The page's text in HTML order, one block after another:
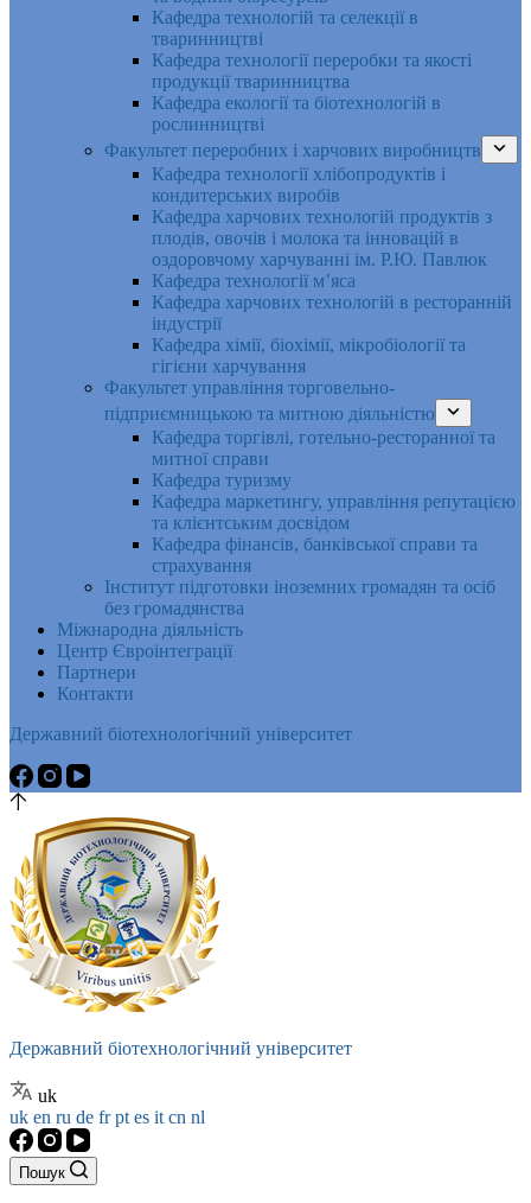
Кафедра технологій та селекції в
тваринництві
Кафедра технології переробки та якості
продукції тваринництва
Кафедра екології та біотехнологій в
рослинництві
Факультет переробних і харчових виробництв
Кафедра технології хлібопродуктів і
кондитерських виробів
Кафедра харчових технологій продуктів з
плодів, овочів і молока та інновацій в
оздоровчому харчуванні ім. Р.Ю. Павлюк
Кафедра технології м’яса
Кафедра харчових технологій в ресторанній
індустрії
Кафедра хімії, біохімії, мікробіології та
гігієни харчування
Факультет управління торговельно-
підприємницькою та митною діяльністю
Кафедра торгівлі, готельно-ресторанної та
митної справи
Кафедра туризму
Кафедра маркетингу, управління репутацією
та клієнтським досвідом
Кафедра фінансів, банківської справи та
страхування
Інститут підготовки іноземних громадян та осіб
без громадянства
Міжнародна діяльність
Центр Євроінтеграції
Партнери
Контакти
Державний біотехнологічний університет
Державний біотехнологічний університет
uk
uk en ru de frpt es it cn nl
Пошук